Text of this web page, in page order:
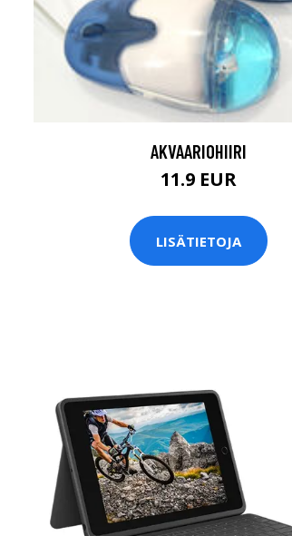
AKVAARIOHIIRI
11.9 EUR
LISÄTIETOJA